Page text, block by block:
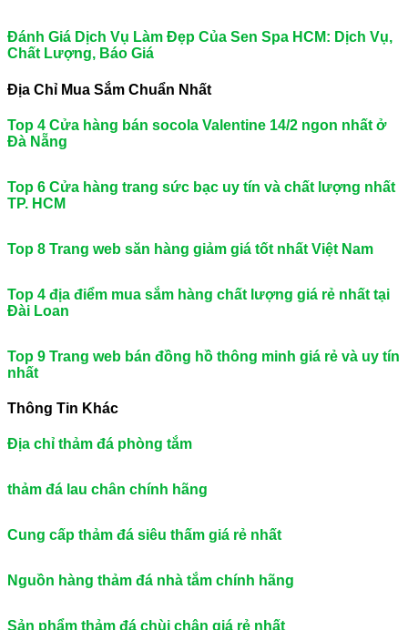
Đánh Giá Dịch Vụ Làm Đẹp Của Sen Spa HCM: Dịch Vụ,
Chất Lượng, Báo Giá
Địa Chỉ Mua Sắm Chuẩn Nhất
Top 4 Cửa hàng bán socola Valentine 14/2 ngon nhất ở
Đà Nẵng
Top 6 Cửa hàng trang sức bạc uy tín và chất lượng nhất
TP. HCM
Top 8 Trang web săn hàng giảm giá tốt nhất Việt Nam
Top 4 địa điểm mua sắm hàng chất lượng giá rẻ nhất tại
Đài Loan
Top 9 Trang web bán đồng hồ thông minh giá rẻ và uy tín
nhất
Thông Tin Khác
Địa chỉ thảm đá phòng tắm
thảm đá lau chân chính hãng
Cung cấp thảm đá siêu thấm giá rẻ nhất
Nguồn hàng thảm đá nhà tắm chính hãng
Sản phẩm thảm đá chùi chân giá rẻ nhất